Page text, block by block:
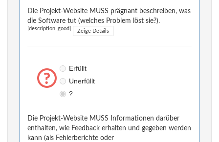
Die Projekt-Website MUSS prägnant beschreiben, was
die Software tut (welches Problem löst sie?).
[description_good] Zeige Details
Erfüllt
Unerfüllt
?
Die Projekt-Website MUSS Informationen darüber
enthalten, wie Feedback erhalten und gegeben werden
kann (als Fehlerberichte oder